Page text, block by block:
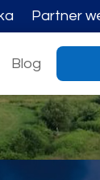
Partner
Blog